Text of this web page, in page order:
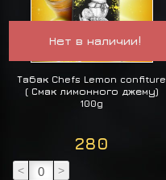
Нет в наличии!
Табак Chefs Lemon confiture
( Смак лимонного джему)
100g
280
< >